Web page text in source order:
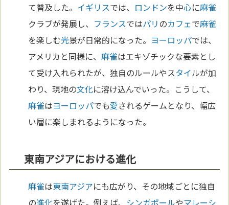
て普及した。 イギリスでは、 ロンドンを中心に麻雀
クラブが発展し、 フランスではパリのカフェで麻雀
を楽しむ光景が日常的になった。 ヨーロッパでは、
アメリカと同様に、 麻雀はエキゾチックな要素とし
て受け入れられたが、独自のルールやスタイルが加
わり、現地の文化に溶け込んでいった。こうして、
麻雀はヨーロッパでも愛されるゲームとなり、幅広
い層に楽しまれるようになった。
東南アジアにおける進化
麻雀は東南アジアにも広がり、その地域ごとに独自